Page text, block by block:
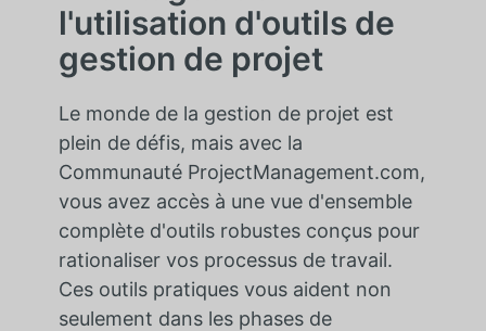
l'utilisation d'outils de
gestion de projet
Le monde de la gestion de projet est
plein de défis, mais avec la
Communauté ProjectManagement.com,
vous avez accès à une vue d'ensemble
complète d'outils robustes conçus pour
rationaliser vos processus de travail.
Ces outils pratiques vous aident non
seulement dans les phases de